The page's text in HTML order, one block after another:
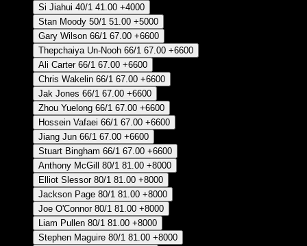
Si Jiahui 40/1 41.00 +4000
Stan Moody 50/1 51.00 +5000
Gary Wilson 66/1 67.00 +6600
Thepchaiya Un-Nooh 66/1 67.00 +6600
Ali Carter 66/1 67.00 +6600
Chris Wakelin 66/1 67.00 +6600
Jak Jones 66/1 67.00 +6600
Zhou Yuelong 66/1 67.00 +6600
Hossein Vafaei 66/1 67.00 +6600
Jiang Jun 66/1 67.00 +6600
Stuart Bingham 66/1 67.00 +6600
Anthony McGill
80/1 81.00 +8000
Elliot Slessor 80/1 81.00 +8000
Jackson Page 80/1 81.00 +8000
Joe O'Connor 80/1 81.00 +8000
Liam Pullen 80/1 81.00 +8000
Stephen Maguire 80/1 81.00 +8000